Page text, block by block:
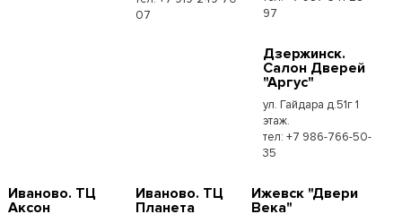
07
97
Дзержинск.
Салон Дверей
"Аргус"
ул. Гайдара д.51г 1
этаж.
тел: +7 986-766-50-
35
Иваново. ТЦ
Аксон
Иваново. ТЦ
Планета
Ижевск "Двери
Века"